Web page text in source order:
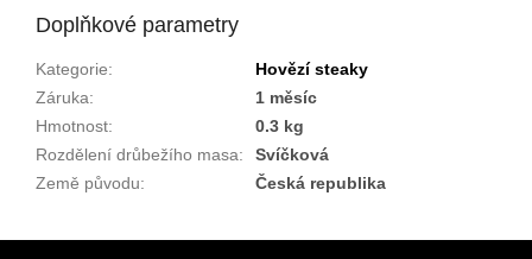
Doplňkové parametry
Kategorie:
Hovězí steaky
Záruka:
1 měsíc
Hmotnost:
0.3 kg
Rozdělení drůbežího masa:
Svíčková
Země původu: Česká republika